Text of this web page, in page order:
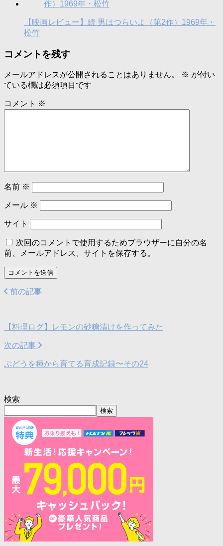
【映画レビュー】続 男はつらいよ（第2作）1969年・
松竹
コメントを残す
メールアドレスが公開されることはありません。 ※ が付い
ている欄は必須項目です
コメント ※
名前 ※
メール ※
サイト
次回のコメントで使用するためブラウザーに自分の名
前、メールアドレス、サイトを保存する。
前の記事
【料理ログ】レモンの砂糖漬けを作ってみた
次の記事
ぶどうを種から育てる育成記録〜その24
検索
検索